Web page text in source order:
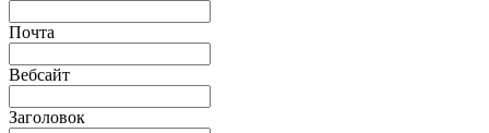
Почта
Вебсайт
Заголовок